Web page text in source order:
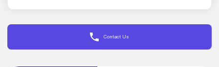
Contact Us